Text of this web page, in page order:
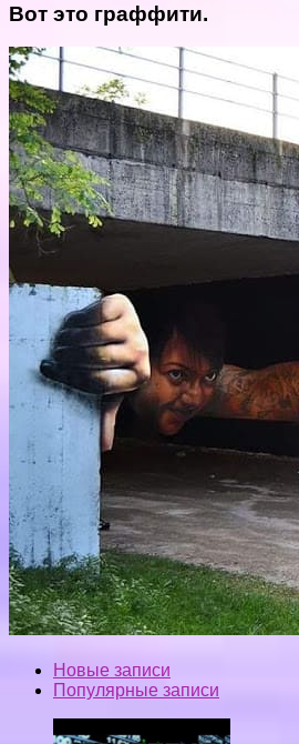
Вот это граффити.
Новые записи
Популярные записи